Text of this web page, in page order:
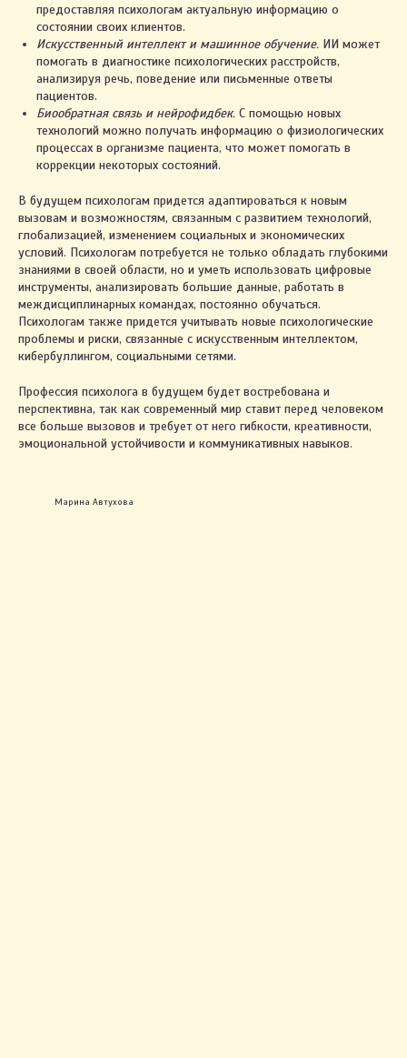
предоставляя психологам актуальную информацию о
состоянии своих клиентов.
Искусственный интеллект и машинное обучение. ИИ может
помогать в диагностике психологических расстройств,
анализируя речь, поведение или письменные ответы
пациентов.
Биообратная связь и нейрофидбек. С помощью новых
технологий можно получать информацию о физиологических
процессах в организме пациента, что может помогать в
коррекции некоторых состояний.
В будущем психологам придется адаптироваться к новым
вызовам и возможностям, связанным с развитием технологий,
глобализацией, изменением социальных и экономических
условий. Психологам потребуется не только обладать глубокими
знаниями в своей области, но и уметь использовать цифровые
инструменты, анализировать большие данные, работать в
междисциплинарных командах, постоянно обучаться.
Психологам также придется учитывать новые психологические
проблемы и риски, связанные с искусственным интеллектом,
кибербуллингом, социальными сетями.
Профессия психолога в будущем будет востребована и
перспективна, так как современный мир ставит перед человеком
все больше вызовов и требует от него гибкости, креативности,
эмоциональной устойчивости и коммуникативных навыков.
Марина Автухова